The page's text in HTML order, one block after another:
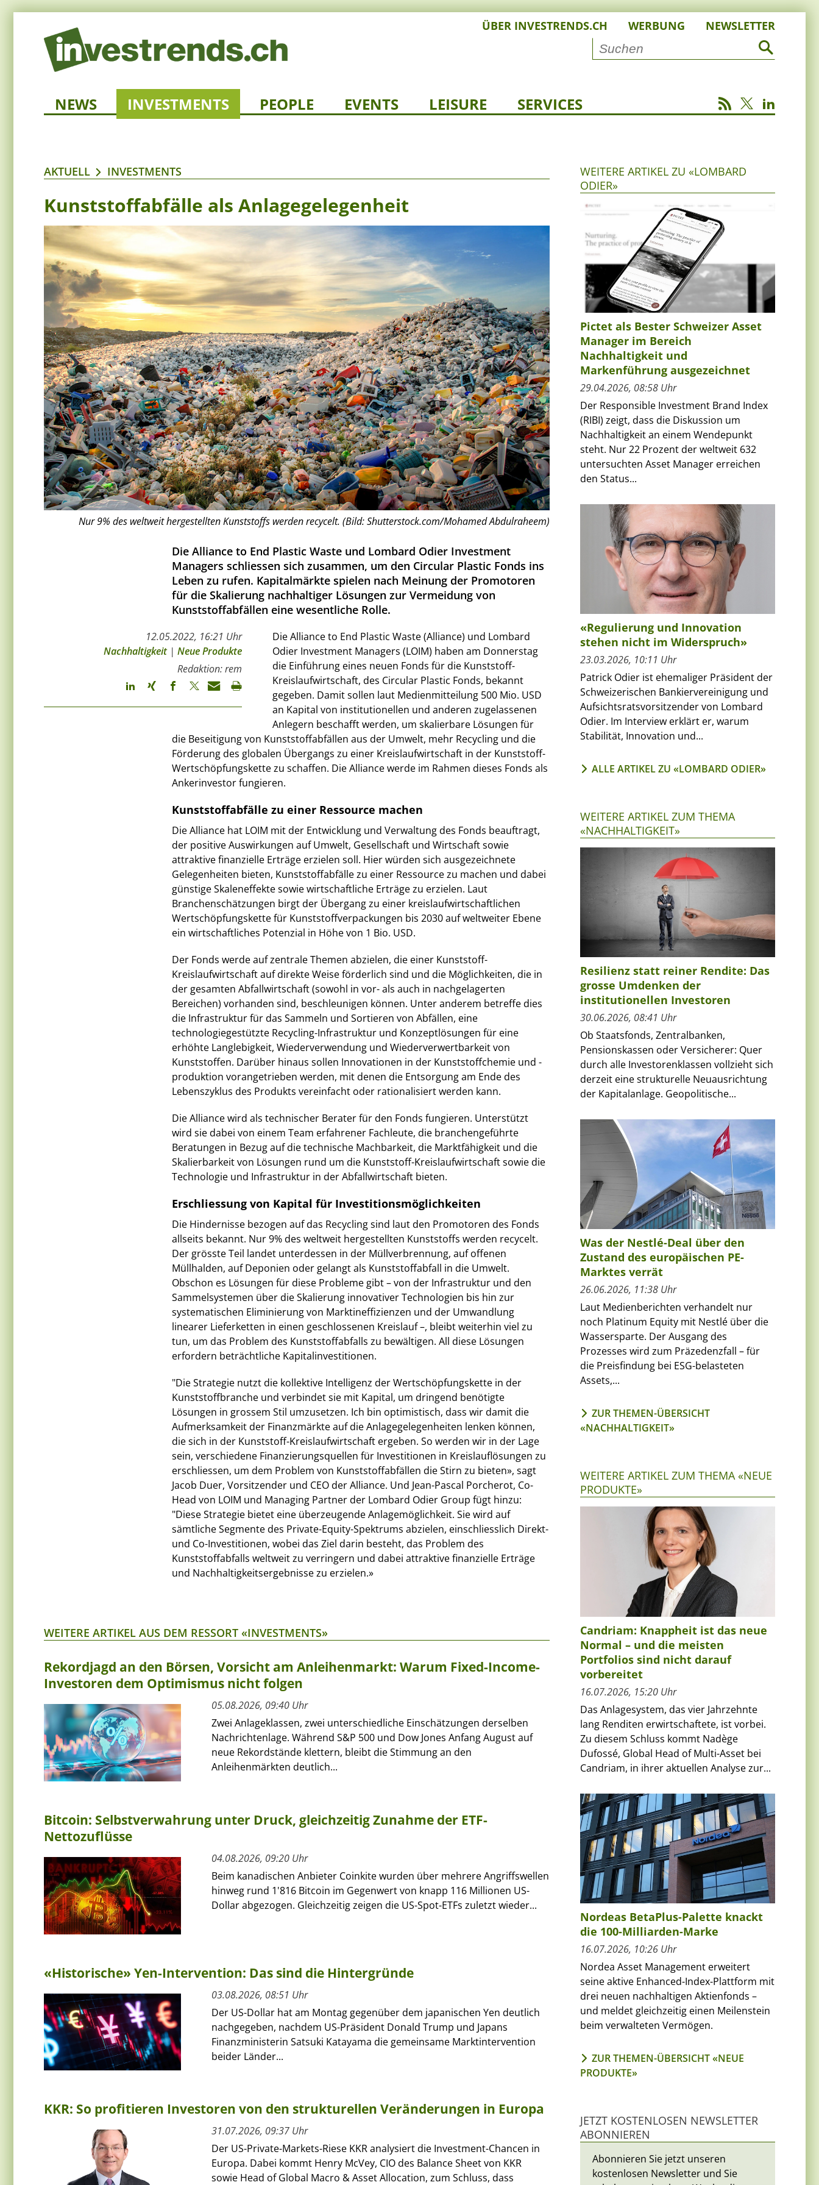
ÜBER INVESTRENDS.CH WERBUNG NEWSLETTER
NEWS INVESTMENTS PEOPLE EVENTS LEISURE SERVICES
AKTUELL INVESTMENTS
Kunststoffabfälle als Anlagegelegenheit
Nur 9% des weltweit hergestellten Kunststoffs werden recycelt. (Bild: Shutterstock.com/Mohamed Abdulraheem)
Die Alliance to End Plastic Waste und Lombard Odier Investment
Managers schliessen sich zusammen, um den Circular Plastic Fonds ins
Leben zu rufen. Kapitalmärkte spielen nach Meinung der Promotoren
für die Skalierung nachhaltiger Lösungen zur Vermeidung von
Kunststoffabfällen eine wesentliche Rolle.
12.05.2022, 16:21 Uhr
Nachhaltigkeit| Neue Produkte
Redaktion: rem
Die Alliance to End Plastic Waste (Alliance) und Lombard
Odier Investment Managers (LOIM) haben am Donnerstag
die Einführung eines neuen Fonds für die Kunststoff-
Kreislaufwirtschaft, des Circular Plastic Fonds, bekannt
gegeben. Damit sollen laut Medienmitteilung 500 Mio. USD
an Kapital von institutionellen und anderen zugelassenen
Anlegern beschafft werden, um skalierbare Lösungen für
die Beseitigung von Kunststoffabfällen aus der Umwelt, mehr Recycling und die
Förderung des globalen Übergangs zu einer Kreislaufwirtschaft in der Kunststoff-
Wertschöpfungskette zu schaffen. Die Alliance werde im Rahmen dieses Fonds als
Ankerinvestor fungieren.
Kunststoffabfälle zu einer Ressource machen
Die Alliance hat LOIM mit der Entwicklung und Verwaltung des Fonds beauftragt,
der positive Auswirkungen auf Umwelt, Gesellschaft und Wirtschaft sowie
attraktive finanzielle Erträge erzielen soll. Hier würden sich ausgezeichnete
Gelegenheiten bieten, Kunststoffabfälle zu einer Ressource zu machen und dabei
günstige Skaleneffekte sowie wirtschaftliche Erträge zu erzielen. Laut
Branchenschätzungen birgt der Übergang zu einer kreislaufwirtschaftlichen
Wertschöpfungskette für Kunststoffverpackungen bis 2030 auf weltweiter Ebene
ein wirtschaftliches Potenzial in Höhe von 1 Bio. USD.
Der Fonds werde auf zentrale Themen abzielen, die einer Kunststoff-
Kreislaufwirtschaft auf direkte Weise förderlich sind und die Möglichkeiten, die in
der gesamten Abfallwirtschaft (sowohl in vor- als auch in nachgelagerten
Bereichen) vorhanden sind, beschleunigen können. Unter anderem betreffe dies
die Infrastruktur für das Sammeln und Sortieren von Abfällen, eine
technologiegestützte Recycling-Infrastruktur und Konzeptlösungen für eine
erhöhte Langlebigkeit, Wiederverwendung und Wiederverwertbarkeit von
Kunststoffen. Darüber hinaus sollen Innovationen in der Kunststoffchemie und -
produktion vorangetrieben werden, mit denen die Entsorgung am Ende des
Lebenszyklus des Produkts vereinfacht oder rationalisiert werden kann.
Die Alliance wird als technischer Berater für den Fonds fungieren. Unterstützt
wird sie dabei von einem Team erfahrener Fachleute, die branchengeführte
Beratungen in Bezug auf die technische Machbarkeit, die Marktfähigkeit und die
Skalierbarkeit von Lösungen rund um die Kunststoff-Kreislaufwirtschaft sowie die
Technologie und Infrastruktur in der Abfallwirtschaft bieten.
Erschliessung von Kapital für Investitionsmöglichkeiten
Die Hindernisse bezogen auf das Recycling sind laut den Promotoren des Fonds
allseits bekannt. Nur 9% des weltweit hergestellten Kunststoffs werden recycelt.
Der grösste Teil landet unterdessen in der Müllverbrennung, auf offenen
Müllhalden, auf Deponien oder gelangt als Kunststoffabfall in die Umwelt.
Obschon es Lösungen für diese Probleme gibt – von der Infrastruktur und den
Sammelsystemen über die Skalierung innovativer Technologien bis hin zur
systematischen Eliminierung von Marktineffizienzen und der Umwandlung
linearer Lieferketten in einen geschlossenen Kreislauf –, bleibt weiterhin viel zu
tun, um das Problem des Kunststoffabfalls zu bewältigen. All diese Lösungen
erfordern beträchtliche Kapitalinvestitionen.
"Die Strategie nutzt die kollektive Intelligenz der Wertschöpfungskette in der
Kunststoffbranche und verbindet sie mit Kapital, um dringend benötigte
Lösungen in grossem Stil umzusetzen. Ich bin optimistisch, dass wir damit die
Aufmerksamkeit der Finanzmärkte auf die Anlagegelegenheiten lenken können,
die sich in der Kunststoff-Kreislaufwirtschaft ergeben. So werden wir in der Lage
sein, verschiedene Finanzierungsquellen für Investitionen in Kreislauflösungen zu
erschliessen, um dem Problem von Kunststoffabfällen die Stirn zu bieten», sagt
Jacob Duer, Vorsitzender und CEO der Alliance. Und Jean-Pascal Porcherot, Co-
Head von LOIM und Managing Partner der Lombard Odier Group fügt hinzu:
"Diese Strategie bietet eine überzeugende Anlagemöglichkeit. Sie wird auf
sämtliche Segmente des Private-Equity-Spektrums abzielen, einschliesslich Direkt-
und Co-Investitionen, wobei das Ziel darin besteht, das Problem des
Kunststoffabfalls weltweit zu verringern und dabei attraktive finanzielle Erträge
und Nachhaltigkeitsergebnisse zu erzielen.»
WEITERE ARTIKEL AUS DEM RESSORT «INVESTMENTS»
Rekordjagd an den Börsen, Vorsicht am Anleihenmarkt: Warum Fixed-Income-
Investoren dem Optimismus nicht folgen
05.08.2026, 09:40 Uhr
Zwei Anlageklassen, zwei unterschiedliche Einschätzungen derselben
Nachrichtenlage. Während S&P 500 und Dow Jones Anfang August auf
neue Rekordstände klettern, bleibt die Stimmung an den
Anleihenmärkten deutlich...
Bitcoin: Selbstverwahrung unter Druck, gleichzeitig Zunahme der ETF-
Nettozuflüsse
04.08.2026, 09:20 Uhr
Beim kanadischen Anbieter Coinkite wurden über mehrere Angriffswellen
hinweg rund 1'816 Bitcoin im Gegenwert von knapp 116 Millionen US-
Dollar abgezogen. Gleichzeitig zeigen die US-Spot-ETFs zuletzt wieder...
«Historische» Yen-Intervention: Das sind die Hintergründe
03.08.2026, 08:51 Uhr
Der US-Dollar hat am Montag gegenüber dem japanischen Yen deutlich
nachgegeben, nachdem US-Präsident Donald Trump und Japans
Finanzministerin Satsuki Katayama die gemeinsame Marktintervention
beider Länder...
KKR: So profitieren Investoren von den strukturellen Veränderungen in Europa
31.07.2026, 09:37 Uhr
Der US-Private-Markets-Riese KKR analysiert die Investment-Chancen in
Europa. Dabei kommt Henry McVey, CIO des Balance Sheet von KKR
sowie Head of Global Macro & Asset Allocation, zum Schluss, dass
WEITERE ARTIKEL ZU «LOMBARD
ODIER»
Pictet als Bester Schweizer Asset
Manager im Bereich
Nachhaltigkeit und
Markenführung ausgezeichnet
29.04.2026, 08:58 Uhr
Der Responsible Investment Brand Index
(RIBI) zeigt, dass die Diskussion um
Nachhaltigkeit an einem Wendepunkt
steht. Nur 22 Prozent der weltweit 632
untersuchten Asset Manager erreichen
den Status...
«Regulierung und Innovation
stehen nicht im Widerspruch»
23.03.2026, 10:11 Uhr
Patrick Odier ist ehemaliger Präsident der
Schweizerischen Bankiervereinigung und
Aufsichtsratsvorsitzender von Lombard
Odier. Im Interview erklärt er, warum
Stabilität, Innovation und...
ALLE ARTIKEL ZU «LOMBARD ODIER»
WEITERE ARTIKEL ZUM THEMA
«NACHHALTIGKEIT»
Resilienz statt reiner Rendite: Das
grosse Umdenken der
institutionellen Investoren
30.06.2026, 08:41 Uhr
Ob Staatsfonds, Zentralbanken,
Pensionskassen oder Versicherer: Quer
durch alle Investorenklassen vollzieht sich
derzeit eine strukturelle Neuausrichtung
der Kapitalanlage. Geopolitische...
Was der Nestlé-Deal über den
Zustand des europäischen PE-
Marktes verrät
26.06.2026, 11:38 Uhr
Laut Medienberichten verhandelt nur
noch Platinum Equity mit Nestlé über die
Wassersparte. Der Ausgang des
Prozesses wird zum Präzedenzfall – für
die Preisfindung bei ESG-belasteten
Assets,...
ZUR THEMEN-ÜBERSICHT
«NACHHALTIGKEIT»
WEITERE ARTIKEL ZUM THEMA «NEUE
PRODUKTE»
Candriam: Knappheit ist das neue
Normal – und die meisten
Portfolios sind nicht darauf
vorbereitet
16.07.2026, 15:20 Uhr
Das Anlagesystem, das vier Jahrzehnte
lang Renditen erwirtschaftete, ist vorbei.
Zu diesem Schluss kommt Nadège
Dufossé, Global Head of Multi-Asset bei
Candriam, in ihrer aktuellen Analyse zur...
Nordeas BetaPlus-Palette knackt
die 100-Milliarden-Marke
16.07.2026, 10:26 Uhr
Nordea Asset Management erweitert
seine aktive Enhanced-Index-Plattform mit
drei neuen nachhaltigen Aktienfonds –
und meldet gleichzeitig einen Meilenstein
beim verwalteten Vermögen.
ZUR THEMEN-ÜBERSICHT «NEUE
PRODUKTE»
JETZT KOSTENLOSEN NEWSLETTER
ABONNIEREN
Abonnieren Sie jetzt unseren
kostenlosen Newsletter und Sie